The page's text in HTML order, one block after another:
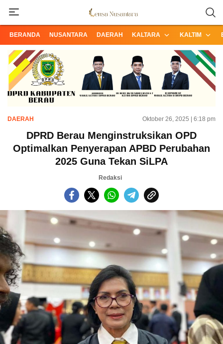
Lensa Nusantara
Informasi Terpercaya dari Nusantara
BERANDA NUSANTARA DAERAH KALTARA KALTIM
DAERAH Oktober 26, 2025 | 6:18 pm
DPRD Berau Menginstruksikan OPD
Optimalkan Penyerapan APBD Perubahan
2025 Guna Tekan SiLPA
Redaksi